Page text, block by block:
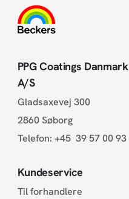
PPG Coatings Danmark
A/S
Gladsaxevej 300
2860 Søborg
Telefon: +45 39 57 00 93
Kundeservice
Til forhandlere